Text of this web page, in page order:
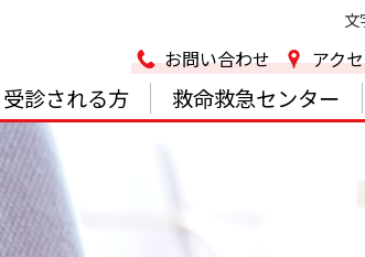
文
お問い合わせ アク
受診される方 救命救急センター